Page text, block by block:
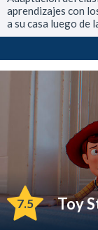
aprendizajes con
a su casa luego de
7.5 Toy